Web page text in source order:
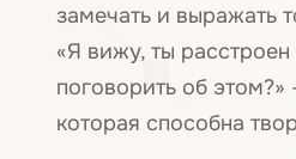
замечать и выражать
«Я вижу, ты
поговорить об
которая способна